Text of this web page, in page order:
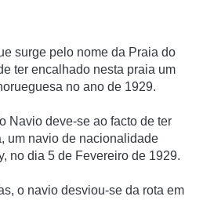
surge pelo nome da Praia do
ter encalhado nesta praia um
no ano de 1929.
Navio deve-se ao facto de ter
um navio de nacionalidade
no dia 5 de Fevereiro de 1929.
o navio desviou-se da rota em